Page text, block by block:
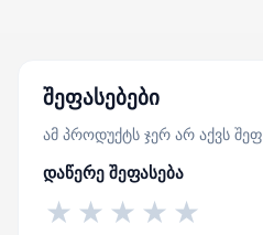
შეფასებები
ამ პროდუქტს ჯერ არ აქვს
დაწერე შეფასება
★
★
★
★
★